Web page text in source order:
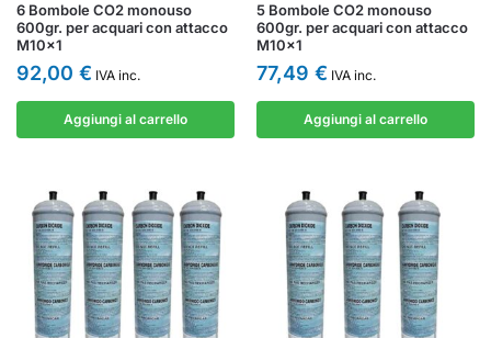
6 Bombole CO2 monouso
600gr. per acquari con attacco
M10x1
92,00 € IVA inc.
Aggiungi al carrello
5 Bombole CO2 monouso
600gr. per acquari con attacco
M10x1
77,49 € IVA inc.
Aggiungi al carrello